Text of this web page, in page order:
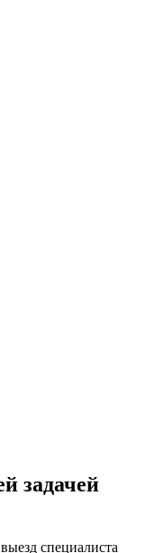
задачей
специалиста